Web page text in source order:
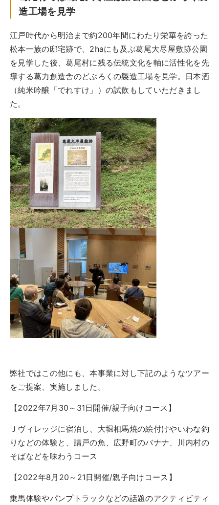
造工場を見学
江戸時代から明治まで約200年間にわたり栄華を誇った
松本一族の邸宅跡で、2haにも及ぶ葛尾大尽屋敷跡公園
を見学した後、葛尾村に残る伝統文化を軸に活性化を先
導する葛力創造舎のどぶろくの製造工場を見学。日本酒
（純米吟醸「でれすけ」）の試飲もしていただきまし
た。
弊社ではこの他にも、本事業に対し下記のようなツアー
をご提案、実施しました。
【2022年7月30～31日開催/親子向けコース】
Ｊヴィレッジに宿泊し、大堀相馬焼の絵付けやいわな釣
りなどの体験と、請戸の魚、広野町のバナナ、川内村の
そばなどを味わうコース
【2022年8月20～21日開催/親子向けコース】
乗馬体験やパンプトラックなどの話題のアクティビティ